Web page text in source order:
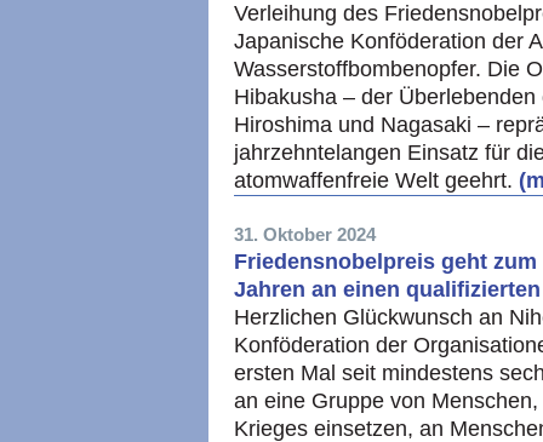
Verleihung des
Japanische Konföderation der
Wasserstoffbombenopfer. Die
Hibakusha – der
Hiroshima und Nagasaki –
jahrzehntelangen Einsatz für
atomwaffenfreie Welt geehrt.
31. Oktober 2024
Friedensnobelpreis geht
Jahren an einen
Herzlichen Glückwunsch an
Konföderation der
ersten Mal seit mindestens
an eine Gruppe von
Krieges einsetzen, an